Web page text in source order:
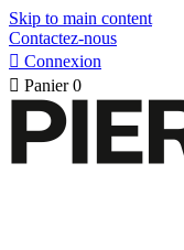
Skip to main content
Contactez-nous
 Connexion
 Panier 0